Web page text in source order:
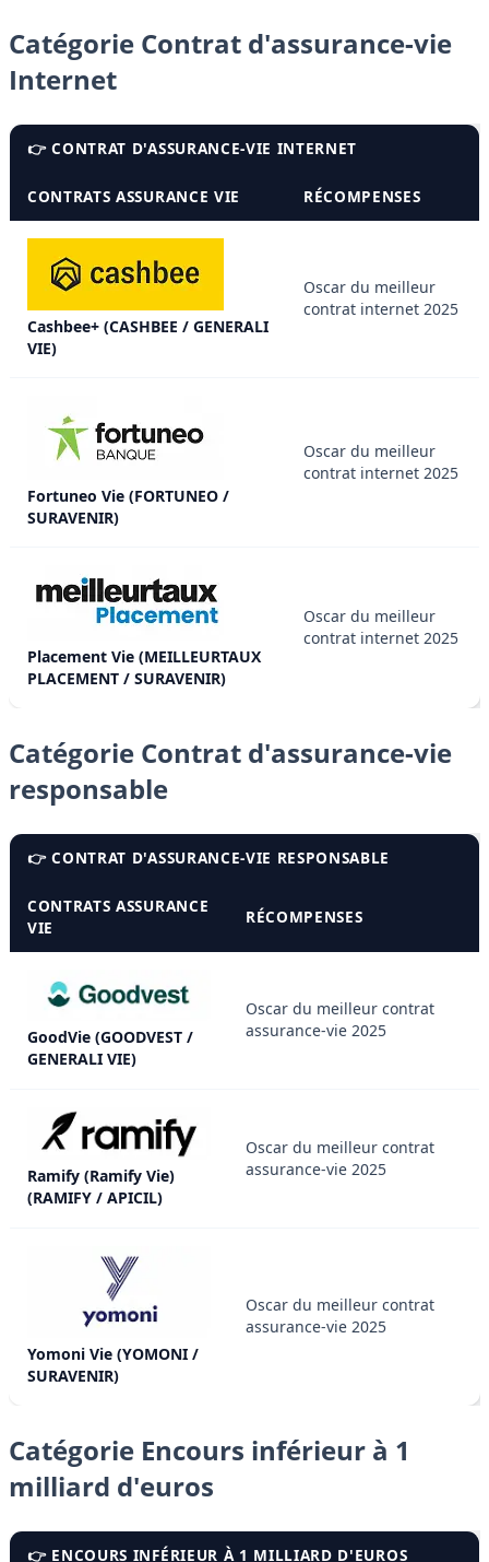
Catégorie Contrat d'assurance-vie
Internet
👉 CONTRAT D'ASSURANCE-VIE INTERNET
CONTRATS ASSURANCE VIE RÉCOMPENSES
Cashbee+ (CASHBEE / GENERALI
VIE)
Oscar du meilleur
contrat internet 2025
Fortuneo Vie (FORTUNEO /
SURAVENIR)
Oscar du meilleur
contrat internet 2025
Placement Vie (MEILLEURTAUX
PLACEMENT / SURAVENIR)
Oscar du meilleur
contrat internet 2025
Catégorie Contrat d'assurance-vie
responsable
👉 CONTRAT D'ASSURANCE-VIE RESPONSABLE
CONTRATS ASSURANCE
VIE
RÉCOMPENSES
GoodVie (GOODVEST /
GENERALI VIE)
Oscar du meilleur contrat
assurance-vie 2025
Ramify (Ramify Vie)
(RAMIFY / APICIL)
Oscar du meilleur contrat
assurance-vie 2025
Yomoni Vie (YOMONI /
SURAVENIR)
Oscar du meilleur contrat
assurance-vie 2025
Catégorie Encours inférieur à 1
milliard d'euros
👉 ENCOURS INFÉRIEUR À 1 MILLIARD D'EUROS